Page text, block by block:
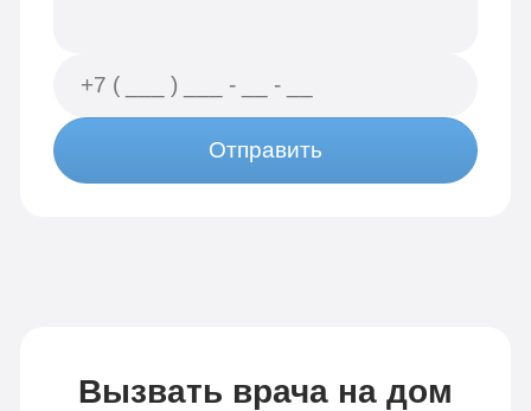
Отправить
Вызвать врача на дом